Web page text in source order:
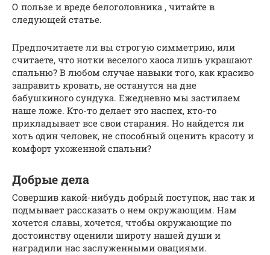
О пользе и вреде белоголовника , читайте в
следующей статье.
Предпочитаете ли вы строгую симметрию, или
считаете, что нотки веселого хаоса лишь украшают
спальню? В любом случае навыки того, как красиво
заправить кровать, не останутся на дне
бабушкиного сундука. Ежедневно мы застилаем
наше ложе. Кто-то делает это наспех, кто-то
прикладывает все свои старания. Но найдется ли
хоть один человек, не способный оценить красоту и
комфорт ухоженной спальни?
Добрые дела
Совершив какой-нибудь добрый поступок, нас так и
подмывает рассказать о нем окружающим. Нам
хочется славы, хочется, чтобы окружающие по
достоинству оценили широту нашей души и
наградили нас заслуженными овациями.